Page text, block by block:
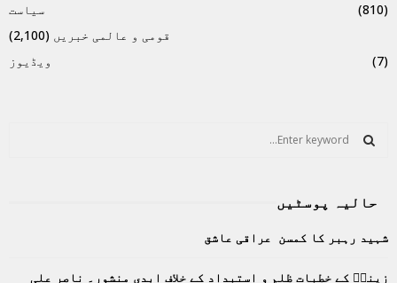
سیاست
(810)
قومی و عالمی خبریں (2,100)
ویڈیوز
(7)
f
E
A
حالیہ پوسٹیں
شہید رہبر کا کمسن عراقی عاشق
زینبؑ کے خطبات ظلم و استبداد کے خلاف ابدی منشور۔ ناصر علی